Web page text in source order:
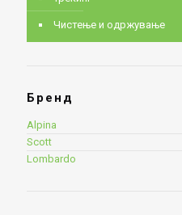
Чистење и одржување
Бренд
Alpina
Scott
Lombardo